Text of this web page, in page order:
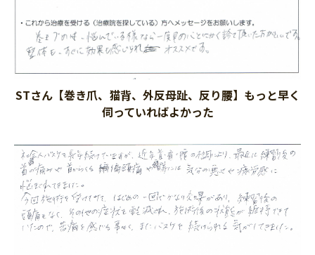
STさん【巻き爪、猫背、外反母趾、反り腰】もっと早く
伺っていればよかった